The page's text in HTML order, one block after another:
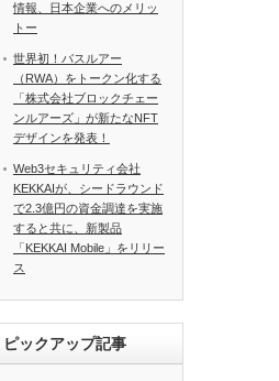
情報、日本企業へのメリッ
トー
世界初！バスルアー
（RWA）をトークン化する
「株式会社ブロックチェー
ンルアーズ」が新たなNFT
デザインを発表！
Web3セキュリティ会社
KEKKAIが、シードラウンド
で2.3億円の資金調達を実施
すると共に、新製品
「KEKKAI Mobile」をリリー
ス
ピックアップ記事